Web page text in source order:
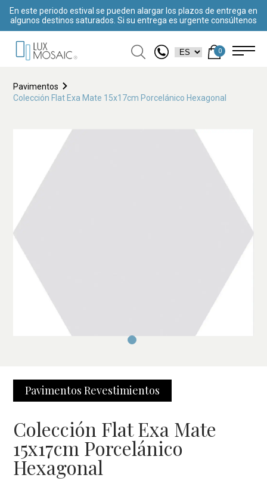
En este periodo estival se pueden alargar los plazos de entrega en
algunos destinos saturados. Si su entrega es urgente consúltenos
0
Pavimentos
Colección Flat Exa Mate 15x17cm Porcelánico Hexagonal
Pavimentos Revestimientos
Colección Flat Exa Mate
15x17cm Porcelánico
Hexagonal